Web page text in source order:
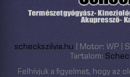
scheckszilvia.hu | Motor: WP |
Tartalom:
Felhívjuk a figyelmet, hogy az